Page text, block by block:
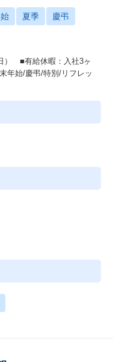
夏季 慶弔
） ■有給休暇：入社3ヶ
年始/慶弔/特別/リフレッ